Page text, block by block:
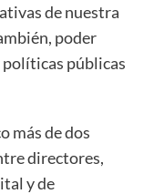
de nuestra
poder
públicas
más de dos
directores,
y de